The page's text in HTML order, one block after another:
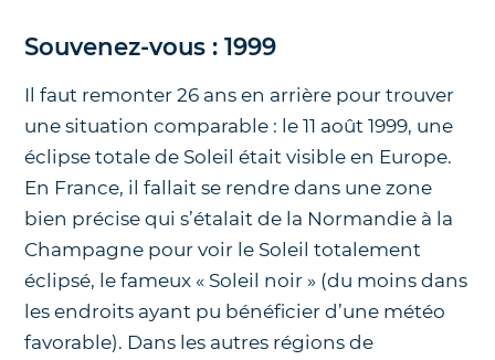
Souvenez-vous : 1999
Il faut remonter 26 ans en arrière pour trouver
une situation comparable : le 11 août 1999, une
éclipse totale de Soleil était visible en Europe.
En France, il fallait se rendre dans une zone
bien précise qui s’étalait de la Normandie à la
Champagne pour voir le Soleil totalement
éclipsé, le fameux « Soleil noir » (du moins dans
les endroits ayant pu bénéficier d’une météo
favorable). Dans les autres régions de